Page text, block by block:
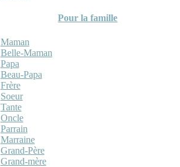
Pour la famille
Maman
Belle-Maman
Papa
Beau-Papa
Frère
Soeur
Tante
Oncle
Parrain
Marraine
Grand-Père
Grand-mère